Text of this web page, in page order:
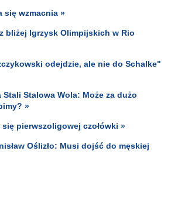
się wzmacnia »
bliżej Igrzysk Olimpijskich w Rio
odejdzie, ale nie do Schalke"
Stalowa Wola: Może za dużo
»
się pierwszoligowej czołówki »
Oślizło: Musi dojść do męskiej